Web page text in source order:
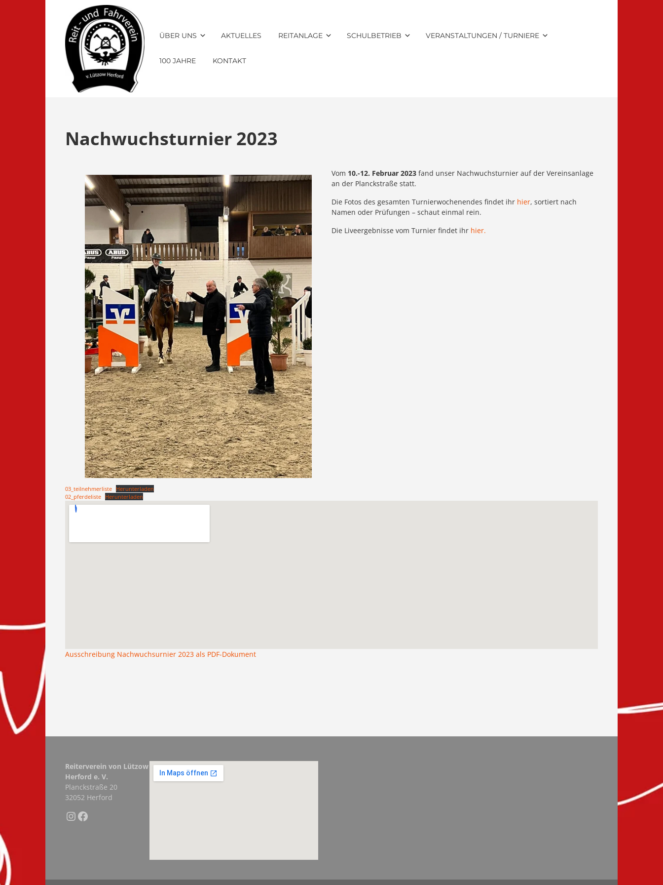
ÜBER UNS AKTUELLES REITANLAGE SCHULBETRIEB VERANSTALTUNGEN / TURNIERE
100 JAHRE KONTAKT
Nachwuchsturnier 2023
Vom 10.-12. Februar 2023 fand unser Nachwuchsturnier auf der Vereinsanlage
an der Planckstraße statt.
Die Fotos des gesamten Turnierwochenendes findet ihr hier, sortiert nach
Namen oder Prüfungen – schaut einmal rein.
Die Liveergebnisse vom Turnier findet ihr hier.
03_teilnehmerliste Herunterladen
02_pferdeliste Herunterladen
Ausschreibung Nachwuchsurnier 2023 als PDF-Dokument
Reiterverein von Lützow
Herford e. V.
Planckstraße 20
32052 Herford
InstagramFacebook